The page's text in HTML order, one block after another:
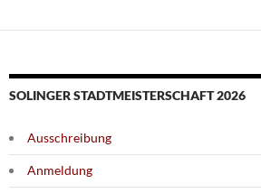
SOLINGER STADTMEISTERSCHAFT 2026
Ausschreibung
Anmeldung